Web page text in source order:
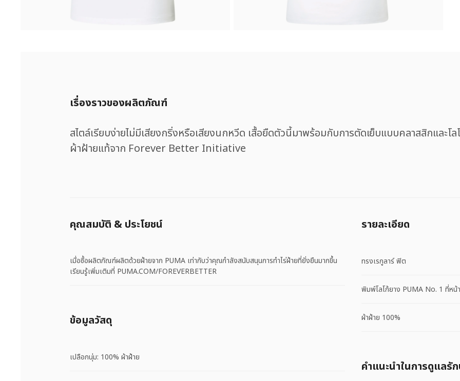
เรื่องราวของผลิตภัณฑ์
สไตล์เรียบง่ายไม่มีเสียงกริ่งหรือเสียงนกหวีด เสื้อยืดตัวนี้มาพร้อมกับการตัดเย็บแบบคลาสสิกและ
ผ้าฝ้ายแท้จาก Forever Better Initiative
คุณสมบัติ & ประโยชน์
เมื่อซื้อผลิตภัณฑ์ผลิตด้วยฝ้ายจาก PUMA เท่ากับว่าคุณกำลังสนับสนุนการทำไร่ฝ้ายที่ยั่งยืนมากขึ้น
เรียนรู้เพิ่มเติมที่ PUMA.COM/FOREVERBETTER
รายละเอียด
ทรงเรกูลาร์ ฟิต
พิมพ์โลโก้ยาง PUMA No. 1 ที่หน้
ผ้าฝ้าย 100%
ข้อมูลวัสดุ
เปลือกนุ่ม: 100% ผ้าฝ้าย
คําแนะนําในการดูแลรั